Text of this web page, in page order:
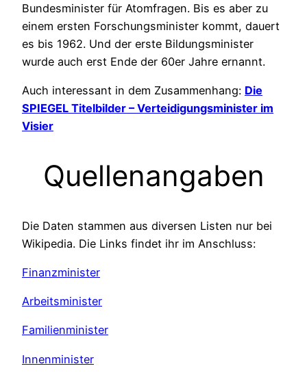
Bundesminister für Atomfragen. Bis es aber zu
einem ersten Forschungsminister kommt, dauert
es bis 1962. Und der erste Bildungsminister
wurde auch erst Ende der 60er Jahre ernannt.
Auch interessant in dem Zusammenhang: Die
SPIEGEL Titelbilder – Verteidigungsminister im
Visier
Quellenangaben
Die Daten stammen aus diversen Listen nur bei
Wikipedia. Die Links findet ihr im Anschluss:
Finanzminister
Arbeitsminister
Familienminister
Innenminister